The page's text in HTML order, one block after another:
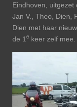
Eindhoven, uitgezet
Jan V., Theo, Dien,
Dien met haar
de 1 e keer zelf mee.